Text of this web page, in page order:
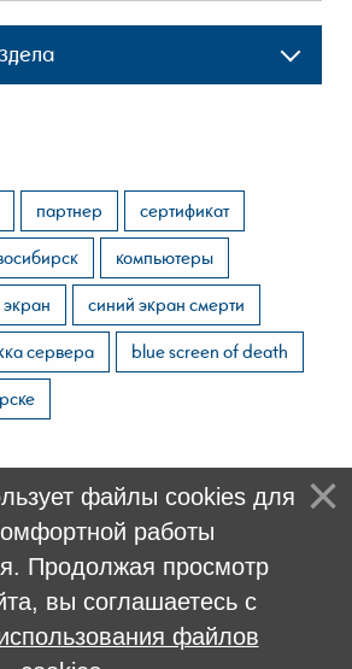
партнер
сертификат
компьютеры
синий экран смерти
сервера
blue screen of death
файлы cookies для
работы
Продолжая просмотр
вы соглашаетесь с
файлов